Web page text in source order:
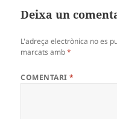
Deixa un
L'adreça electrònica no es
marcats amb*
COMENTARI*